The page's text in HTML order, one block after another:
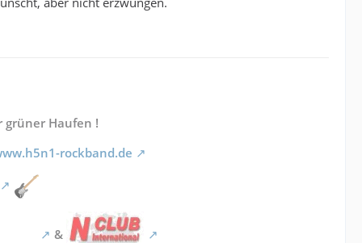
grüner Haufen !
rockband.de
&